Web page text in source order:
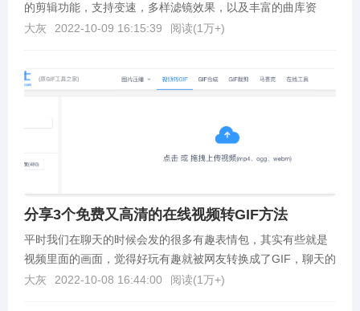
的剪辑功能，支持变速，多样滤镜效果，以及丰富的曲库资
源。软件发布的系统平台有 IOS 版和 Android...
大灰 2022-10-09 16:15:39 阅读(1万+)
分享3个免费又高清的在线视频转GIF方法
平时我们在聊天的时候会发的很多有趣表情包，其实有些就是
视频里面的画面，觉得好玩有趣就被网友转换成了GIF，聊天的
时候就可以用这些表情包来代表当时的心情。如何将视...
大灰 2022-10-08 16:44:00 阅读(1万+)